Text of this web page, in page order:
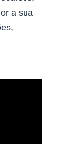
a sua